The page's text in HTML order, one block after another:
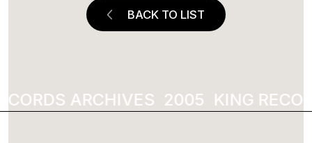
BACK TO LIST
ARCHIVES 2005 KING